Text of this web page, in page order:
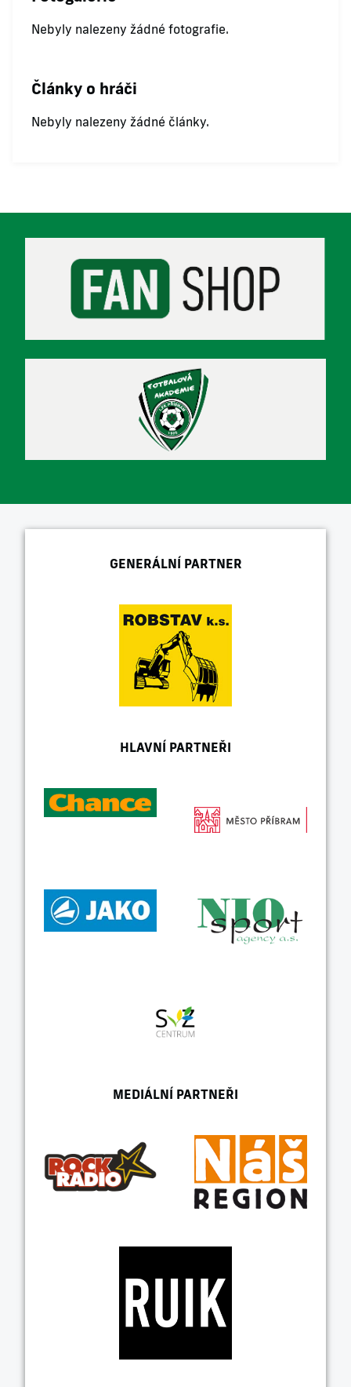
Nebyly nalezeny žádné fotografie.
Články o hráči
Nebyly nalezeny žádné články.
GENERÁLNÍ PARTNER
HLAVNÍ PARTNEŘI
MEDIÁLNÍ PARTNEŘI